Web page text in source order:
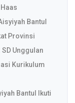
Bantul
Provinsi
Unggulan
Kurikulum
Bantul Ikuti